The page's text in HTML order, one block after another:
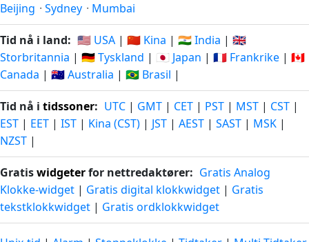
Beijing · Sydney · Mumbai
Tid nå i land: 🇺🇸 USA | 🇨🇳 Kina | 🇮🇳 India | 🇬🇧
Storbritannia | 🇩🇪 Tyskland | 🇯🇵 Japan | 🇫🇷 Frankrike | 🇨🇦
Canada | 🇦🇺 Australia | 🇧🇷 Brasil |
Tid nå i tidssoner: UTC | GMT | CET | PST | MST | CST |
EST | EET | IST | Kina (CST) | JST | AEST | SAST | MSK |
NZST |
Gratiswidgeterfor nettredaktører: Gratis Analog
Klokke-widget | Gratis digital klokkwidget | Gratis
tekstklokkwidget | Gratis ordklokkwidget